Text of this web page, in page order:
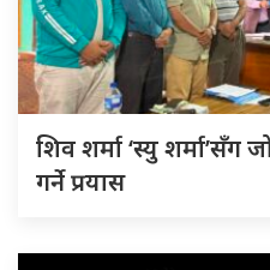
शिव शर्मा ‘स्यु शर्मा’सँग
गर्ने प्रयास